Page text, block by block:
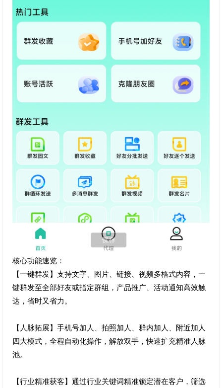
核心功能速览：
【一键群发】支持文字、图片、链接、视频多格式内容，一
键群发至全部好友或指定群组，产品推广、活动通知高效触
达，省时又省力。
【人脉拓展】手机号加人、拍照加人、群内加人、附近加人
四大模式，全程自动化操作，解放双手，快速扩充精准人脉
池。
【行业精准获客】通过行业关键词精准锁定潜在客户，筛选